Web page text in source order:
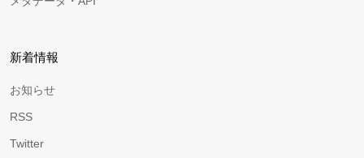
新着情報
お知らせ
RSS
Twitter